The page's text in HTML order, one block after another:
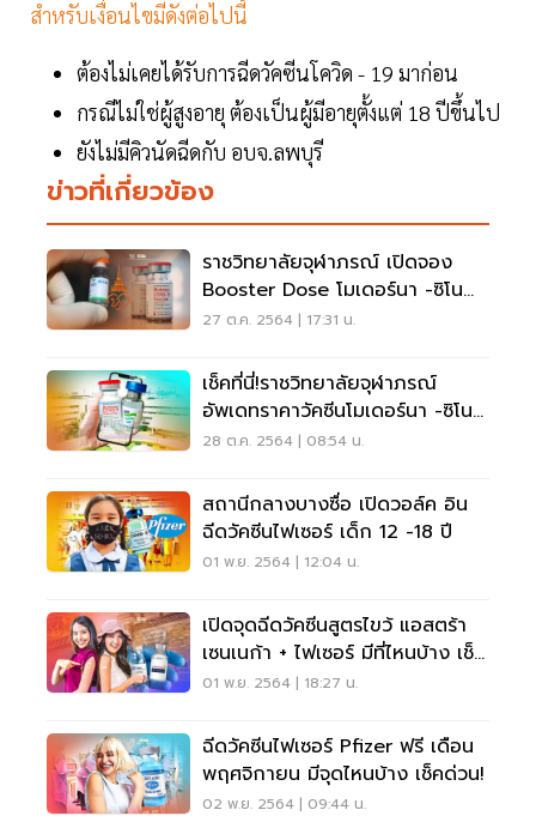
สำหรับเงื่อนไขมีดังต่อไปนี้
ต้องไม่เคยได้รับการฉีดวัคซีนโควิด - 19 มาก่อน
กรณีไม่ใช่ผู้สูงอายุ ต้องเป็นผู้มีอายุตั้งแต่ 18 ปีขึ้นไป
ยังไม่มีคิวนัดฉีดกับ อบจ.ลพบุรี
ข่าวที่เกี่ยวข้อง
ราชวิทยาลัยจุฬาภรณ์ เปิดจอง
Booster Dose โมเดอร์นา -ซิโน
ฟาร์ม 29 ต.ค.นี้
27 ต.ค. 2564 | 17:31 น.
เช็คที่นี่!ราชวิทยาลัยจุฬาภรณ์
อัพเดทราคาวัคซีนโมเดอร์นา -ซิโน
ฟาร์ม
28 ต.ค. 2564 | 08:54 น.
สถานีกลางบางซื่อ เปิดวอล์ค อิน
ฉีดวัคซีนไฟเซอร์ เด็ก 12 -18 ปี
01 พ.ย. 2564 | 12:04 น.
เปิดจุดฉีดวัคซีนสูตรไขว้ แอสตร้า
เซนเนก้า + ไฟเซอร์ มีที่ไหนบ้าง เช็ค
ด่วน
01 พ.ย. 2564 | 18:27 น.
ฉีดวัคซีนไฟเซอร์ Pfizer ฟรี เดือน
พฤศจิกายน มีจุดไหนบ้าง เช็คด่วน!
02 พ.ย. 2564 | 09:44 น.